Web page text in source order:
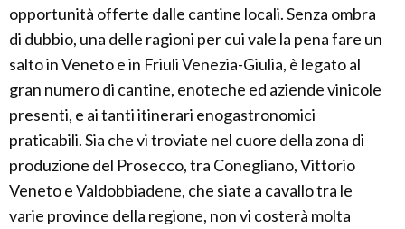
opportunità offerte dalle cantine locali. Senza ombra
di dubbio, una delle ragioni per cui vale la pena fare un
salto in Veneto e in Friuli Venezia-Giulia, è legato al
gran numero di cantine, enoteche ed aziende vinicole
presenti, e ai tanti itinerari enogastronomici
praticabili. Sia che vi troviate nel cuore della zona di
produzione del Prosecco, tra Conegliano, Vittorio
Veneto e Valdobbiadene, che siate a cavallo tra le
varie province della regione, non vi costerà molta